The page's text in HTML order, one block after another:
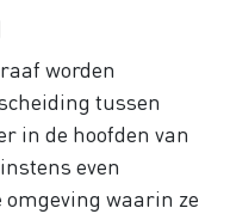
worden
tussen
in de hoofden van
even
waarin ze